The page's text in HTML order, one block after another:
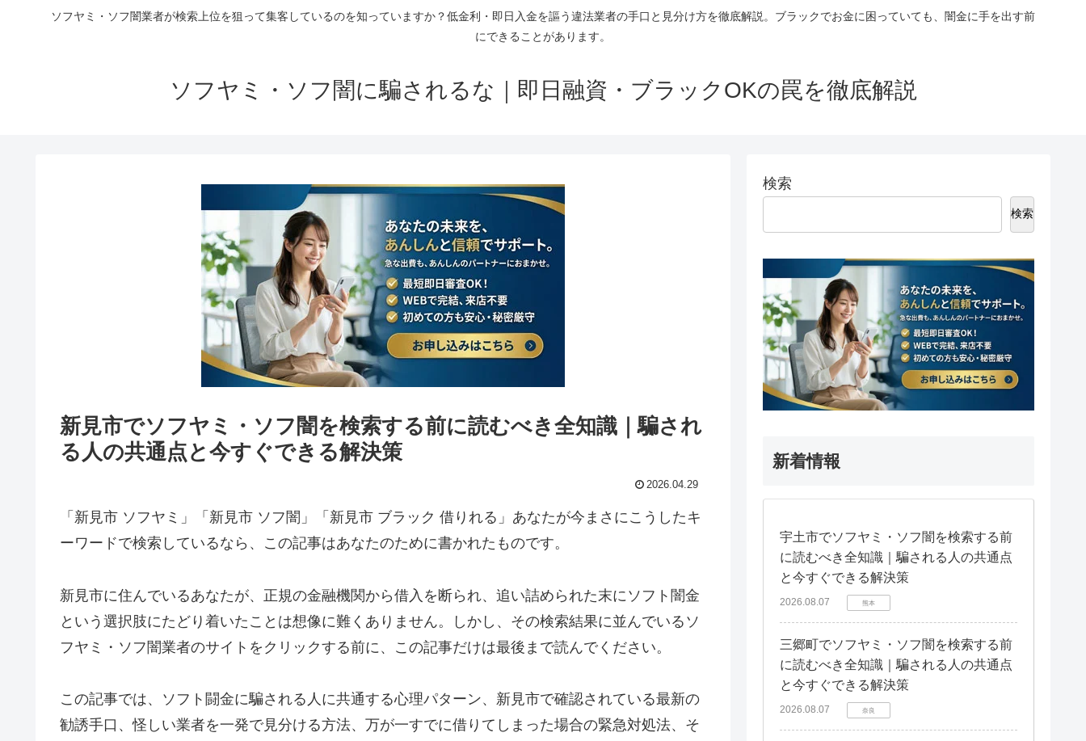
ソフヤミ・ソフ闇業者が検索上位を狙って集客しているのを知っていますか？低金利・即日入金を謳う違法業者の手口と見分け方を徹底解説。ブラックでお金に困っていても、闇金に手を出す前
にできることがあります。
ソフヤミ・ソフ闇に騙されるな｜即日融資・ブラックOKの罠を徹底解説
新見市でソフヤミ・ソフ闇を検索する前に読むべき全知識｜騙され
る人の共通点と今すぐできる解決策
2026.04.29
「新見市 ソフヤミ」「新見市 ソフ闇」「新見市 ブラック 借りれる」あなたが今まさにこうしたキ
ーワードで検索しているなら、この記事はあなたのために書かれたものです。
新見市に住んでいるあなたが、正規の金融機関から借入を断られ、追い詰められた末にソフト闇金
という選択肢にたどり着いたことは想像に難くありません。しかし、その検索結果に並んでいるソ
フヤミ・ソフ闇業者のサイトをクリックする前に、この記事だけは最後まで読んでください。
この記事では、ソフト闘金に騙される人に共通する心理パターン、新見市で確認されている最新の
勧誘手口、怪しい業者を一発で見分ける方法、万が一すでに借りてしまった場合の緊急対処法、そ
検索
検索
新着情報
宇土市でソフヤミ・ソフ闇を検索する前
に読むべき全知識｜騙される人の共通点
と今すぐできる解決策
2026.08.07 熊本
三郷町でソフヤミ・ソフ闇を検索する前
に読むべき全知識｜騙される人の共通点
と今すぐできる解決策
2026.08.07 奈良